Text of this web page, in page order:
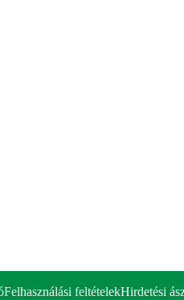
Felhasználási feltételekHirdetési